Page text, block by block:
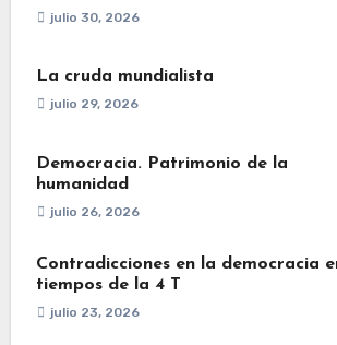
julio 30, 2026
La cruda mundialista
julio 29, 2026
Democracia. Patrimonio de la
humanidad
julio 26, 2026
Contradicciones en la democracia
tiempos de la 4 T
julio 23, 2026